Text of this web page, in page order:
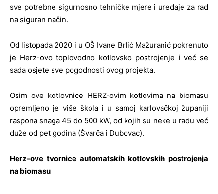
sve potrebne sigurnosno tehničke mjere i uređaje za rad
na siguran način.
Od listopada 2020 i u OŠ Ivane Brlić Mažuranić pokrenuto
je Herz-ovo toplovodno kotlovsko postrojenje i već se
sada osjete sve pogodnosti ovog projekta.
Osim ove kotlovnice HERZ-ovim kotlovima na biomasu
opremljeno je više škola i u samoj karlovačkoj županiji
raspona snaga 45 do 500 kW, od kojih su neke u radu već
duže od pet godina (Švarča i Dubovac).
Herz-ove tvornice automatskih kotlovskih postrojenja
na biomasu